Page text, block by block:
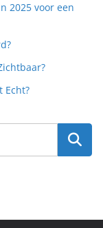
2025 voor een
Echt?